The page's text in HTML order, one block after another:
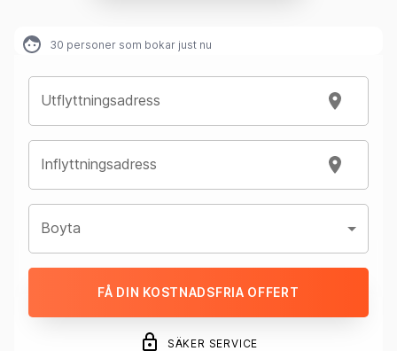
30 personer som bokar just nu
Utflyttningsadress
Inflyttningsadress
Boyta
FÅ DIN KOSTNADSFRIA OFFERT
SÄKER SERVICE